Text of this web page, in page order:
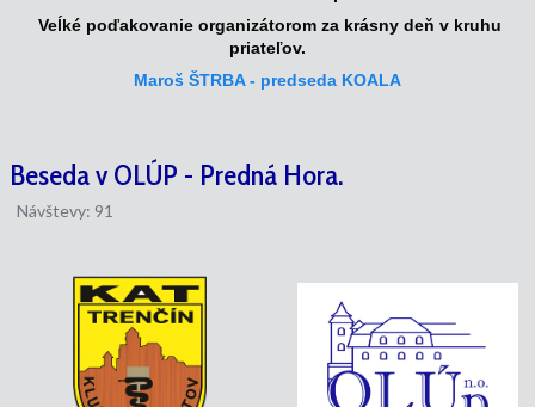
Veĺké poďakovanie organizátorom za krásny deň v kruhu
priateľov.
Maroš ŠTRBA - predseda KOALA
Beseda v OLÚP - Predná Hora.
Návštevy: 91